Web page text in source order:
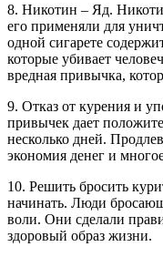
8. Никотин – Яд.
его применяли для
одной сигарете
которые убивает
вредная привычка,
9. Отказ от курения и
привычек дает
несколько дней.
экономия денег и
10. Решить бросить
начинать. Люди
воли. Они сделали
здоровый образ жизни.